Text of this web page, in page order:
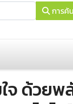
การค้
จ ด้วยพ